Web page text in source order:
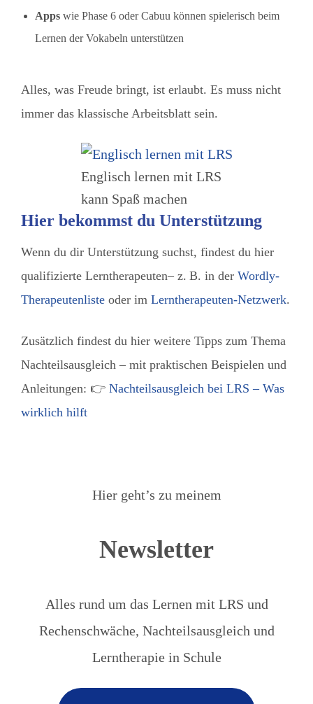
Apps wie Phase 6 oder Cabuu können spielerisch beim
Lernen der Vokabeln unterstützen
Alles, was Freude bringt, ist erlaubt. Es muss nicht
immer das klassische Arbeitsblatt sein.
Englisch lernen mit LRS
kann Spaß machen
Hier bekommst du Unterstützung
Wenn du dir Unterstützung suchst, findest du hier
qualifizierte Lerntherapeuten– z. B. in der Wordly-
Therapeutenliste oder im Lerntherapeuten-Netzwerk.
Zusätzlich findest du hier weitere Tipps zum Thema
Nachteilsausgleich – mit praktischen Beispielen und
Anleitungen: 👉 Nachteilsausgleich bei LRS – Was
wirklich hilft
Hier geht’s zu meinem
Newsletter
Alles rund um das Lernen mit LRS und
Rechenschwäche, Nachteilsausgleich und
Lerntherapie in Schule